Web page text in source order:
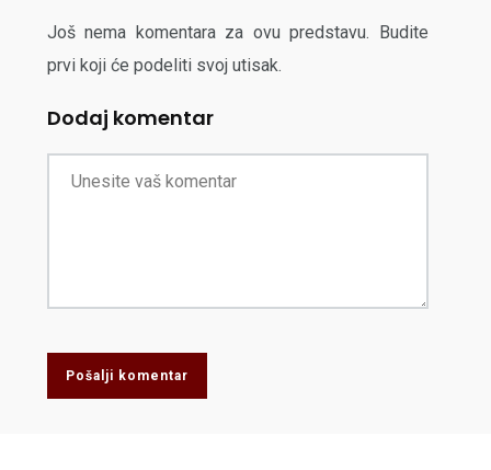
Još nema komentara za ovu predstavu. Budite
prvi koji će podeliti svoj utisak.
Dodaj komentar
Pošalji komentar